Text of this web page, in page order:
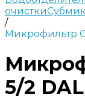
очистки
/
Микрофильтр
5/2